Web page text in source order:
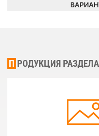
ПРОДУКЦИЯ РАЗДЕЛА